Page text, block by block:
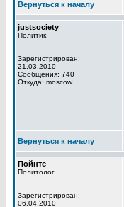
Вернуться к началу
justsociety
Политик
Зарегистрирован:
21.03.2010
Сообщения: 740
Откуда: moscow
Вернуться к началу
Пойнтс
Политолог
Зарегистрирован:
06.04.2010